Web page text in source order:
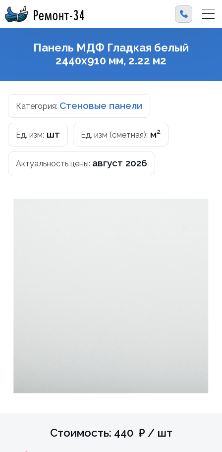
Ремонт-34
Панель МДФ Гладкая белый
2440х910 мм, 2.22 м2
Категория: Стеновые панели
Ед. изм: шт Ед. изм (сметная): м²
Актуальность цены: август 2026
Стоимость: 440 ₽ / шт